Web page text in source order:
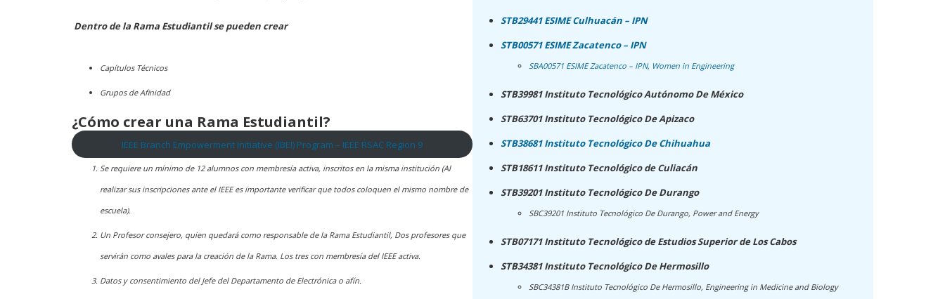
Dentro de la Rama Estudiantil se pueden crear
Capítulos Técnicos
Grupos de Afinidad
¿Cómo crear una Rama Estudiantil?
IEEE Branch Empowerment Initiative (IBEI) Program – IEEE RSAC Region 9
Se requiere un mínimo de 12 alumnos con membresía activa, inscritos en la misma institución (Al
realizar sus inscripciones ante el IEEE es importante verificar que todos coloquen el mismo nombre de
escuela).
Un Profesor consejero, quien quedará como responsable de la Rama Estudiantil, Dos profesores que
servirán como avales para la creación de la Rama. Los tres con membresía del IEEE activa.
Datos y consentimiento del Jefe del Departamento de Electrónica o afín.
STB29441 ESIME Culhuacán – IPN
STB00571 ESIME Zacatenco – IPN
SBA00571 ESIME Zacatenco – IPN, Women in Engineering
STB39981 Instituto Tecnológico Autónomo De México
STB63701 Instituto Tecnológico De Apizaco
STB38681 Instituto Tecnológico De Chihuahua
STB18611 Instituto Tecnológico de Culiacán
STB39201 Instituto Tecnológico De Durango
SBC39201 Instituto Tecnológico De Durango, Power and Energy
STB07171 Instituto Tecnológico de Estudios Superior de Los Cabos
STB34381 Instituto Tecnológico De Hermosillo
SBC34381B Instituto Tecnológico De Hermosillo, Engineering in Medicine and Biology